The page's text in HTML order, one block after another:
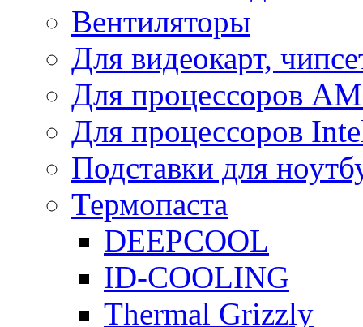
Вентиляторы
Для видеокарт,
Для процессоров
Для процессоров
Подставки для
Термопаста
DEEPCOOL
ID-COOLING
Thermal Grizzly